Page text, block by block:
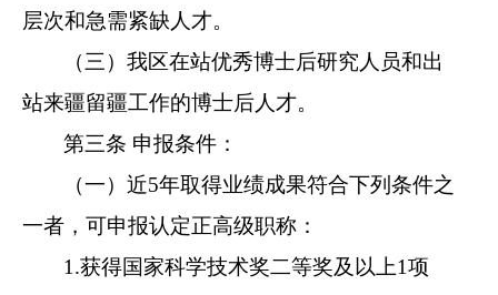
层次和急需紧缺人才。
（三）我区在站优秀博士后研究人员和出
站来疆留疆工作的博士后人才。
第三条 申报条件：
（一）近5年取得业绩成果符合下列条件之
一者，可申报认定正高级职称：
1.获得国家科学技术奖二等奖及以上1项